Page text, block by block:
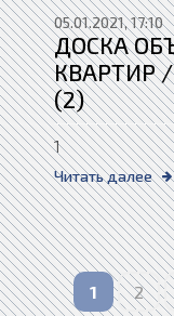
05.01.2021, 17:10
ДОСКА
КВАРТИР
(2)
1
Читать далее
1 2